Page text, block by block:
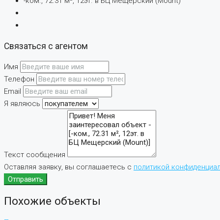
Связаться с агентом
Имя
Телефон
Email
Я являюсь
Текст сообщения
Оставляя заявку, вы соглашаетесь с политикой
Отправить
Похожие объекты